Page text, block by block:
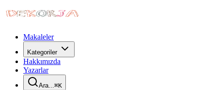
Makaleler
Kategoriler
Hakkımızda
Yazarlar
Ara...⌘K